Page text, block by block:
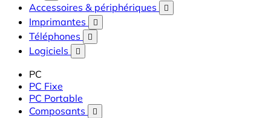
Accessoires & périphériques 
Imprimantes 
Téléphones 
Logiciels 
PC
PC Fixe
PC Portable
Composants
